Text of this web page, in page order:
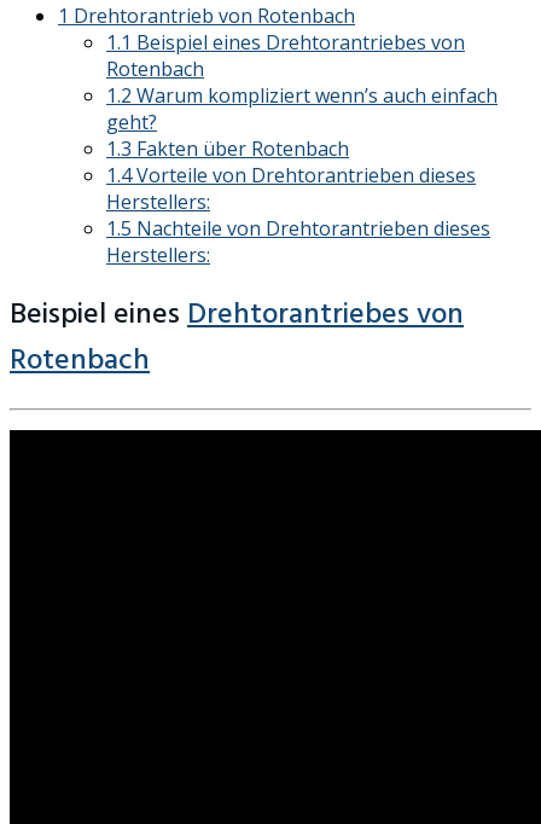
1 Drehtorantrieb von Rotenbach
1.1 Beispiel eines Drehtorantriebes von
Rotenbach
1.2 Warum kompliziert wenn’s auch einfach
geht?
1.3 Fakten über Rotenbach
1.4Vorteile von Drehtorantrieben dieses
Herstellers:
1.5 Nachteile von Drehtorantrieben dieses
Herstellers:
Beispiel einesDrehtorantriebes von
Rotenbach